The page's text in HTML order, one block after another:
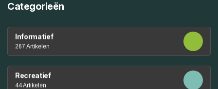
Categorieën
Informatief
267 Artikelen
Recreatief
44 Artikelen